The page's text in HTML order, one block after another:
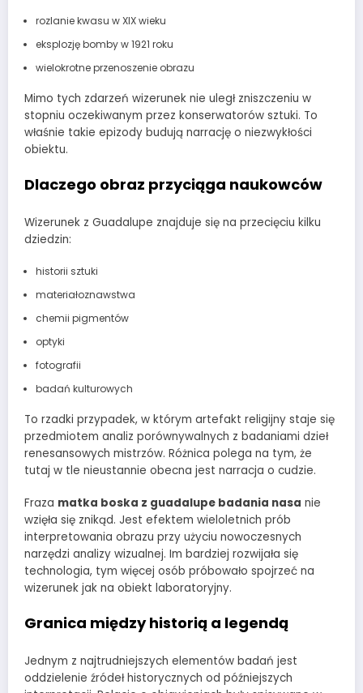
rozlanie kwasu w XIX wieku
eksplozję bomby w 1921 roku
wielokrotne przenoszenie obrazu
Mimo tych zdarzeń wizerunek nie uległ zniszczeniu w
stopniu oczekiwanym przez konserwatorów sztuki. To
właśnie takie epizody budują narrację o niezwykłości
obiektu.
Dlaczego obraz przyciąga naukowców
Wizerunek z Guadalupe znajduje się na przecięciu kilku
dziedzin:
historii sztuki
materiałoznawstwa
chemii pigmentów
optyki
fotografii
badań kulturowych
To rzadki przypadek, w którym artefakt religijny staje się
przedmiotem analiz porównywalnych z badaniami dzieł
renesansowych mistrzów. Różnica polega na tym, że
tutaj w tle nieustannie obecna jest narracja o cudzie.
Fraza matka boska z guadalupe badania nasa nie
wzięła się znikąd. Jest efektem wieloletnich prób
interpretowania obrazu przy użyciu nowoczesnych
narzędzi analizy wizualnej. Im bardziej rozwijała się
technologia, tym więcej osób próbowało spojrzeć na
wizerunek jak na obiekt laboratoryjny.
Granica między historią a legendą
Jednym z najtrudniejszych elementów badań jest
oddzielenie źródeł historycznych od późniejszych